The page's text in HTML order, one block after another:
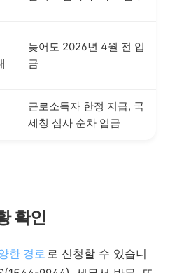
늦어도 2026년 4월 전 입
금
근로소득자 한정 지급, 국
세청 심사 순차 입금
확인
한 경로 로 신청할 수 있습니